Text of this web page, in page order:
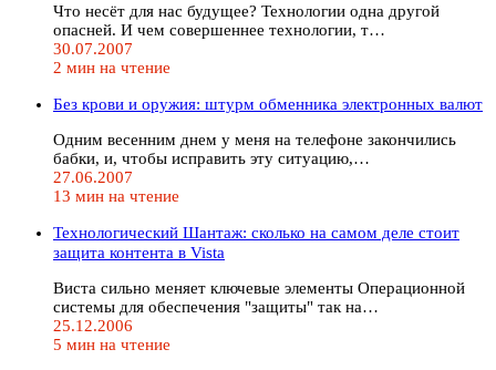
Что несёт для нас будущее? Технологии одна другой
опасней. И чем совершеннее технологии, т…
30.07.2007
2 мин на чтение
Без крови и оружия: штурм обменника электронных валют
Одним весенним днем у меня на телефоне закончились
бабки, и, чтобы исправить эту ситуацию,…
27.06.2007
13 мин на чтение
Технологический Шантаж: сколько на самом деле стоит
защита контента в Vista
Виста сильно меняет ключевые элементы Операционной
системы для обеспечения "защиты" так на…
25.12.2006
5 мин на чтение